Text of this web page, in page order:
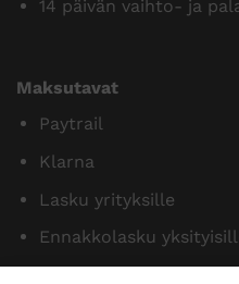
14 päivän vaihto- ja
Maksutavat
Paytrail
Klarna
Lasku yrityksille
Ennakkolasku